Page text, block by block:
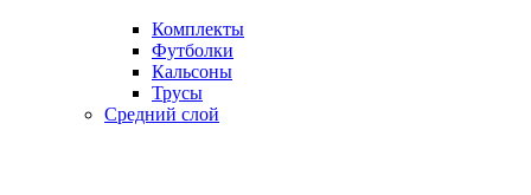
Комплекты
Футболки
Кальсоны
Трусы
Средний слой